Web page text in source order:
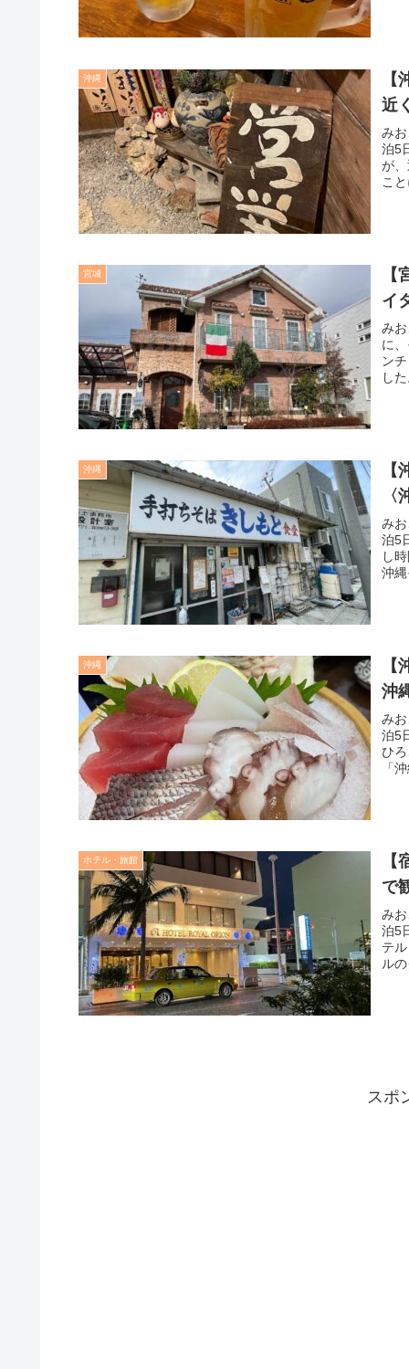
沖縄
近
み
泊5
が
こ
宮城
イ
み
に
ン
し
沖縄
み
泊5
し
沖
沖縄
沖
み
泊5
ひ
「
ホテル・旅館
で
み
泊5
テ
ル
スポ